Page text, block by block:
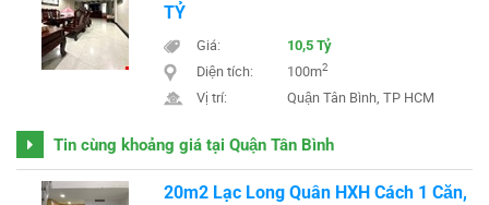
TỶ
Giá: 10,5 Tỷ
Diện tích: 100m2
Vị trí: Quận Tân Bình, TP HCM
Tin cùng khoảng giá tại Quận Tân Bình
20m2 Lạc Long Quân HXH Cách 1 Căn,